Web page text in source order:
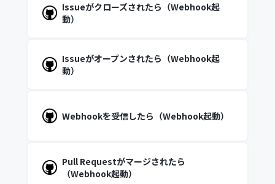
Issueがクローズされたら（Webhook起
動）
Issueがオープンされたら（Webhook起
動）
Webhookを受信したら（Webhook起動）
Pull Requestがマージされたら
（Webhook起動）